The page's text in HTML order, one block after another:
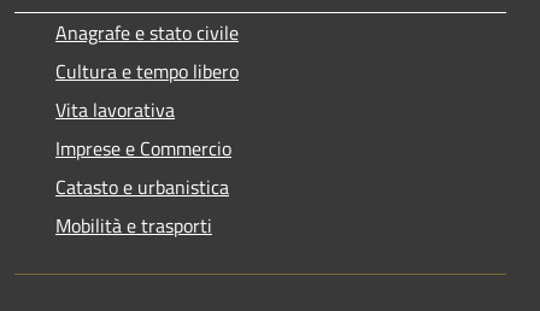
Anagrafe e stato civile
Cultura e tempo libero
Vita lavorativa
Imprese e Commercio
Catasto e urbanistica
Mobilità e trasporti